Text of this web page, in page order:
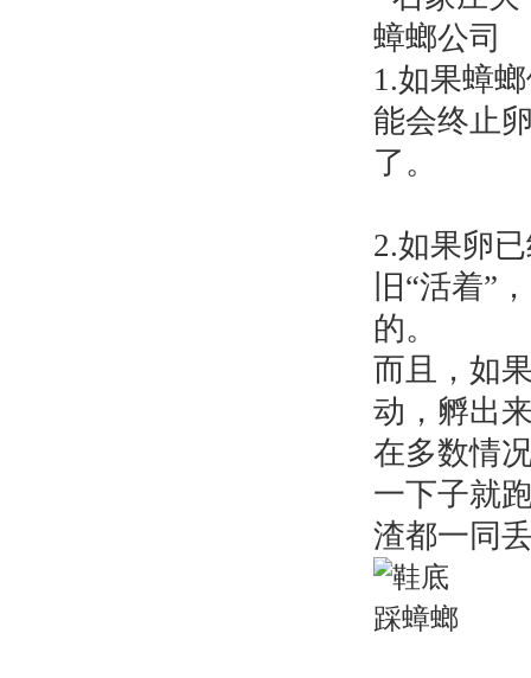
1.如果蟑
能会终止
了。
2.如果卵
旧“活着”
的。
而且，如
动，孵出
在多数情
一下子就
渣都一同